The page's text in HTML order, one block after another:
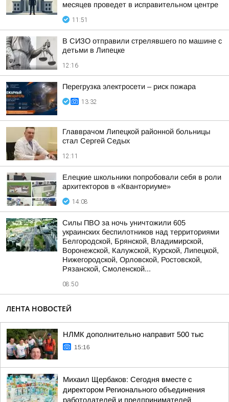
месяцев проведет в исправительном центре
11:51
В СИЗО отправили стрелявшего по машине с
детьми в Липецке
12:16
Перегрузка электросети – риск пожара
13:32
Главврачом Липецкой районной больницы
стал Сергей Седых
12:11
Елецкие школьники попробовали себя в роли
архитекторов в «Кванториуме»
14:08
Силы ПВО за ночь уничтожили 605
украинских беспилотников над территориями
Белгородской, Брянской, Владимирской,
Воронежской, Калужской, Курской, Липецкой,
Нижегородской, Орловской, Ростовской,
Рязанской, Смоленской...
08:50
ЛЕНТА НОВОСТЕЙ
НЛМК дополнительно направит 500 тыс
15:16
Михаил Щербаков: Сегодня вместе с
директором Регионального объединения
работодателей и предпринимателей